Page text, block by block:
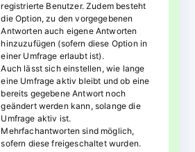
registrierte Benutzer. Zudem besteht
die Option, zu den vorgegebenen
Antworten auch eigene Antworten
hinzuzufügen (sofern diese Option in
einer Umfrage erlaubt ist).
Auch lässt sich einstellen, wie lange
eine Umfrage aktiv bleibt und ob eine
bereits gegebene Antwort noch
geändert werden kann, solange die
Umfrage aktiv ist.
Mehrfachantworten sind möglich,
sofern diese freigeschaltet wurden.